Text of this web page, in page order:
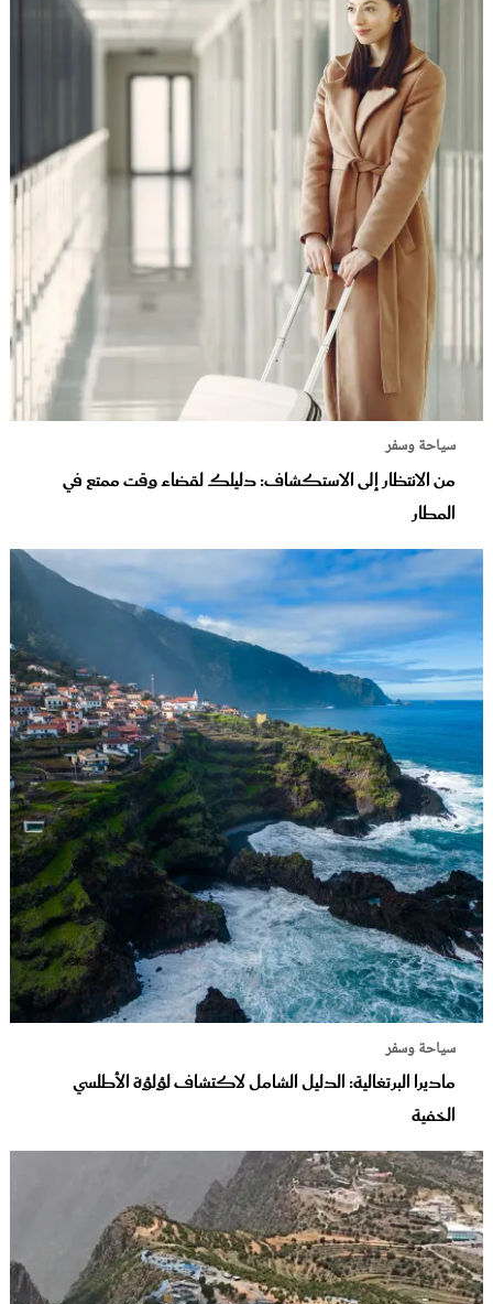
سياحة وسفر
من الانتظار إلى الاستكشاف: دليلك لقضاء وقت ممتع في
المطار
سياحة وسفر
ماديرا البرتغالية: الدليل الشامل لاكتشاف لؤلؤة الأطلسي
الخفية